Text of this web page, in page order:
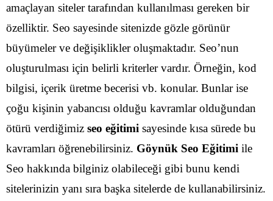
amaçlayan siteler tarafından kullanılması gereken bir
özelliktir. Seo sayesinde sitenizde gözle görünür
büyümeler ve değişiklikler oluşmaktadır. Seo’nun
oluşturulması için belirli kriterler vardır. Örneğin, kod
bilgisi, içerik üretme becerisi vb. konular. Bunlar ise
çoğu kişinin yabancısı olduğu kavramlar olduğundan
ötürü verdiğimiz seo eğitimi sayesinde kısa sürede bu
kavramları öğrenebilirsiniz. Göynük Seo Eğitimi ile
Seo hakkında bilginiz olabileceği gibi bunu kendi
sitelerinizin yanı sıra başka sitelerde de kullanabilirsiniz.